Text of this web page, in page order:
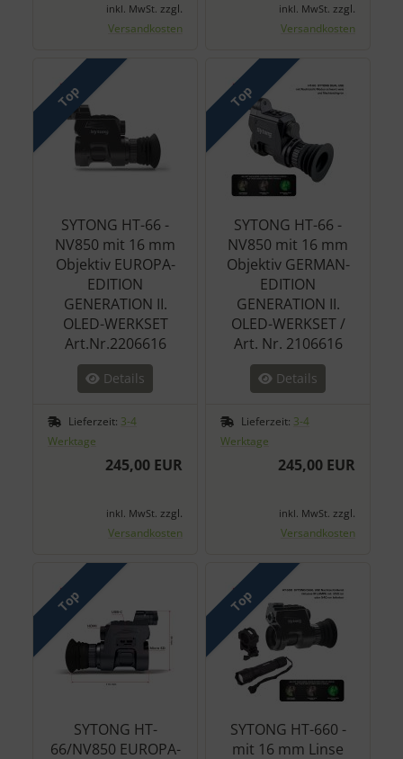
inkl. MwSt. zzgl.
Versandkosten
inkl. MwSt. zzgl.
Versandkosten
Top
SYTONG HT-66 -
NV850 mit 16 mm
Objektiv EUROPA-
EDITION
GENERATION II.
OLED-WERKSET
Art.Nr.2206616
Details
Lieferzeit: 3-4
Werktage
245,00 EUR
inkl. MwSt. zzgl.
Versandkosten
Top
SYTONG HT-66 -
NV850 mit 16 mm
Objektiv GERMAN-
EDITION
GENERATION II.
OLED-WERKSET /
Art. Nr. 2106616
Details
Lieferzeit: 3-4
Werktage
245,00 EUR
inkl. MwSt. zzgl.
Versandkosten
Top
SYTONG HT-
66/NV850 EUROPA-
Top
SYTONG HT-660 -
mit 16 mm Linse